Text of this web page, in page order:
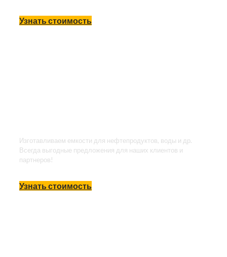
Узнать стоимость
Изготавливаем емкости для нефтепродуктов, воды и др.
Всегда выгодные предложения для наших клиентов и
партнеров!
Узнать стоимость